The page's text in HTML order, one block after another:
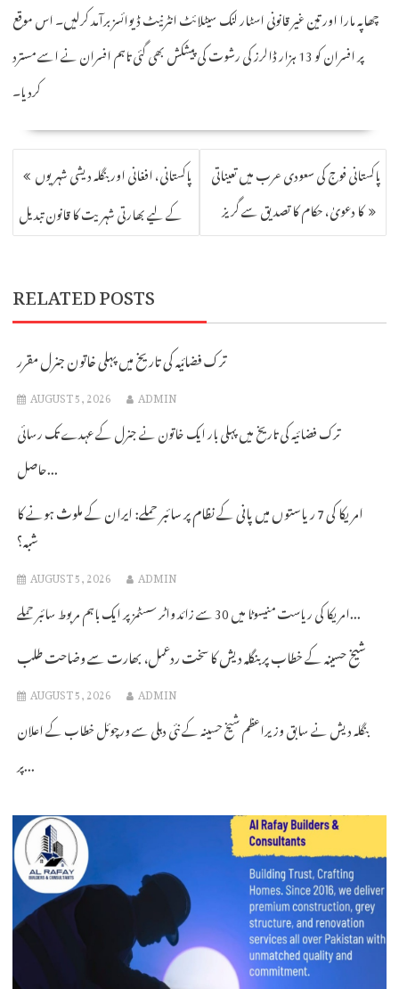
چھاپہ مارا اور تین غیر قانونی اسٹار لنک سیٹلائٹ انٹرنیٹ ڈیوائسز برآمد کرلیں۔ اس موقع
پر افسران کو 13 ہزار ڈالرز کی رشوت کی پیشکش بھی گئی تاہم افسران نے اسے مسترد
کردیا۔
POST
NAVIGATION
پاکستانی، افغانی اور بنگلہ دیشی شہریوں
کے لیے بھارتی شہریت کا قانون تبدیل
پاکستانی فوج کی سعودی عرب میں تعیناتی
کا دعویٰ، حکام کا تصدیق سے گریز
RELATED POSTS
ترک فضائیہ کی تاریخ میں پہلی خاتون جنرل مقرر
AUGUST 5, 2026 ADMIN
ترک فضائیہ کی تاریخ میں پہلی بار ایک خاتون نے جنرل کے عہدے تک رسائی
حاصل...
امریکا کی 7 ریاستوں میں پانی کے نظام پر سائبر حملے: ایران کے ملوث ہونے کا
شبہ؟
AUGUST 5, 2026 ADMIN
امریکا کی ریاست منیسوٹا میں 30 سے زائد واٹر سسٹمز پر ایک باہم مربوط سائبر حملے...
شیخ حسینہ کے خطاب پر بنگلہ دیش کا سخت ردعمل، بھارت سے وضاحت طلب
AUGUST 5, 2026 ADMIN
بنگلہ دیش نے سابق وزیراعظم شیخ حسینہ کے نئی دہلی سے ورچوئل خطاب کے اعلان
پر...